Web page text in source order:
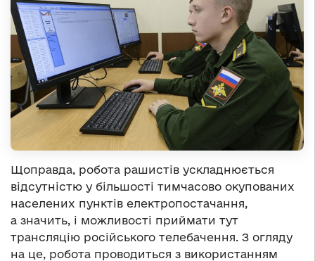
Щоправда, робота рашистів ускладнюється
відсутністю у більшості тимчасово окупованих
населених пунктів електропостачання,
а значить, і можливості приймати тут
трансляцію російського телебачення. З огляду
на це, робота проводиться з використанням